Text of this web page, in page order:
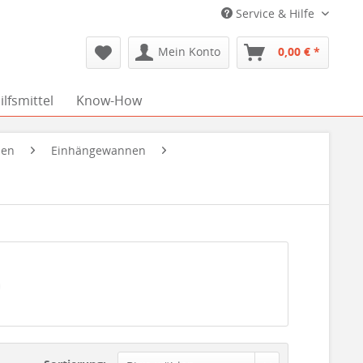
Service & Hilfe
Mein Konto 0,00 € *
Know-How
Einhängewannen